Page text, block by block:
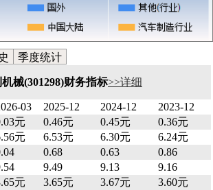
季度统计
械(301298)财务指标>>详细
03 2025-12 2024-12
2023-12
元 0.46元 0.45元
0.36元
元 6.53元 6.30元
6.24元
0.68 0.63
0.86
9.49 9.13
9.16
元 3.65元 3.67元
3.60元